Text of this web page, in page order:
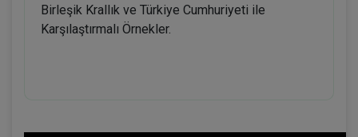
Birleşik Krallık ve Türkiye Cumhuriyeti ile
Karşılaştırmalı Örnekler.